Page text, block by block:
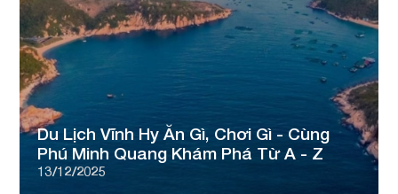
Du Lịch Vĩnh Hy Ăn Gì, Chơi Gì - Cùng
Phú Minh Quang Khám Phá Từ A - Z
13/12/2025